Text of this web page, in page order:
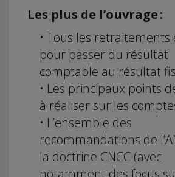
Les plus de l’ouvrage :
• Tous les retraitements
pour passer du résultat
comptable au résultat
• Les principaux points
à réaliser sur les
• L’ensemble des
recommandations de
la doctrine CNCC (avec
notamment des focus